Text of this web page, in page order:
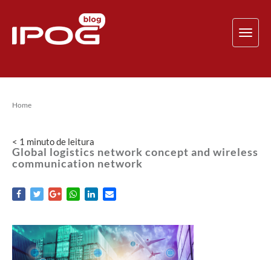
Home
< 1 minutode leitura
Global logistics network concept and wireless
communication network